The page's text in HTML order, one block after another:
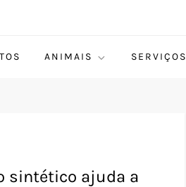
ANIMAIS SERVIÇOS
sintético ajuda a